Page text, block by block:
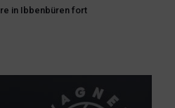
in Ibbenbüren fort